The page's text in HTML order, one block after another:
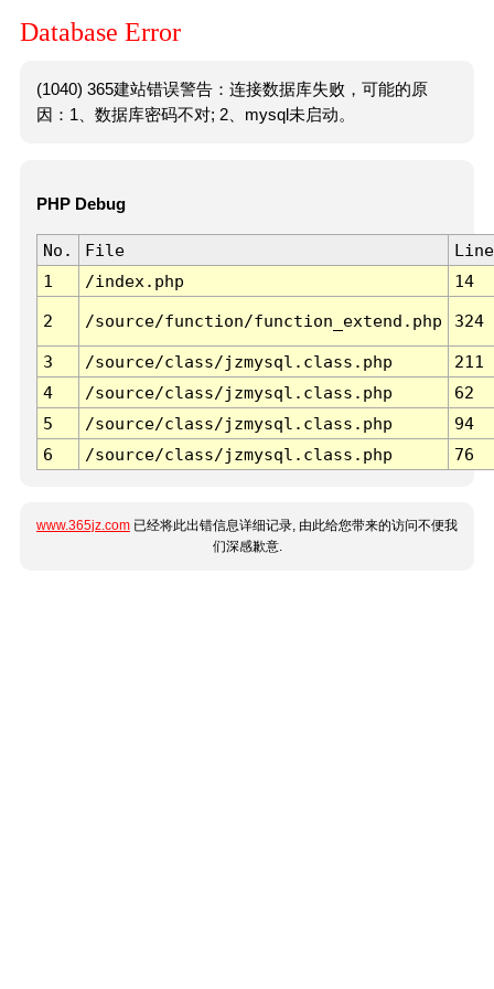
Database Error
(1040) 365建站错误警告：连接数据库失败，可能的原
因：1、数据库密码不对; 2、mysql未启动。
PHP Debug
No. File
Line
1
/index.php 14
2 /source/function/function_extend.php 324
3 /source/class/jzmysql.class.php
211
4
/source/class/jzmysql.class.php
62
5
/source/class/jzmysql.class.php
94
6
/source/class/jzmysql.class.php 76
www.365jz.com 已经将此出错信息详细记录, 由此给您带来的访问不便我
们深感歉意.